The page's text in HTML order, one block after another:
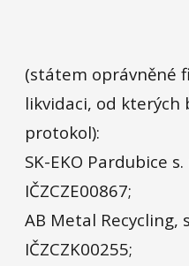
(státem oprávněné
likvidaci, od
protokol):
SK-EKO Pardubice
IČZCZE00867;
AB Metal Recycling,
IČZCZK00255;